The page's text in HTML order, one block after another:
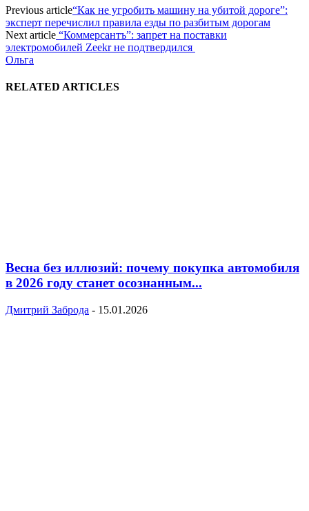
Previous article“Как не угробить машину на убитой дороге”:
эксперт перечислил правила езды по разбитым дорогам
Next article “Коммерсантъ”: запрет на поставки
электромобилей Zeekr не подтвердился
Ольга
RELATED ARTICLES
Весна без иллюзий: почему покупка автомобиля
в 2026 году станет осознанным...
Дмитрий Заброда - 15.01.2026